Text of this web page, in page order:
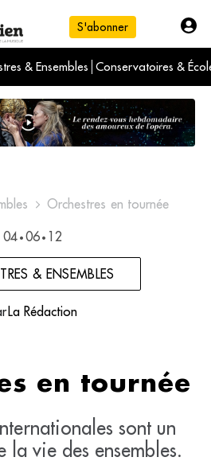
S'abonner
& Ensembles Conservatoires &
du jour
du mois
International
Orchestres en tournée
04 • 06 • 12
& ENSEMBLES
La Rédaction
en tournée
sont un
la vie des ensembles.